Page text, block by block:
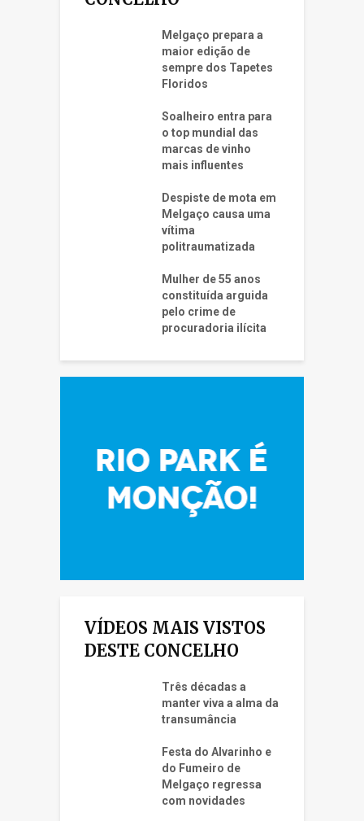
Melgaço prepara a
maior edição de
sempre dos Tapetes
Floridos
Soalheiro entra para
o top mundial das
marcas de vinho
mais influentes
Despiste de mota em
Melgaço causa uma
vítima
politraumatizada
Mulher de 55 anos
constituída arguida
pelo crime de
procuradoria ilícita
VÍDEOS MAIS VISTOS
DESTE CONCELHO
Três décadas a
manter viva a alma da
transumância
Festa do Alvarinho e
do Fumeiro de
Melgaço regressa
com novidades